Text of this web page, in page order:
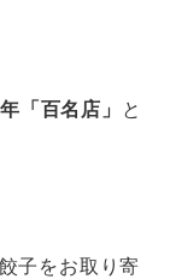
「百名店」 と
子をお取り寄